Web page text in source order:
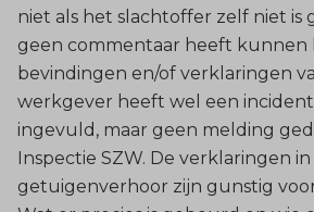
niet als het slachtoffer zelf niet is
geen commentaar heeft kunnen
bevindingen en/of verklaringen
werkgever heeft wel een
ingevuld, maar geen melding
Inspectie SZW. De verklaringen
getuigenverhoor zijn gunstig